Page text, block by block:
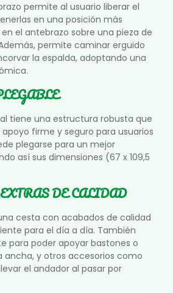
permite al usuario liberar el
en una posición más
el antebrazo sobre una pieza de
permite caminar erguido
la espalda, adoptando una
tiene una estructura robusta que
firme y seguro para usuarios
plegarse para un mejor
así sus dimensiones (67 x 109,5
DE CALIDAD
cesta con acabados de calidad
para el día a día. También
para poder apoyar bastones o
y otros accesorios como
el andador al pasar por